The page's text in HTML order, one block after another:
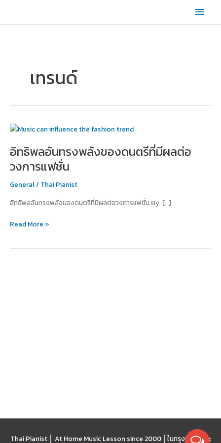
content
Main
เทรนด์
อิทธิพลอันทรงพลังของดนตรีที่มีผลต่อ
วงการแฟชั่น
General/ Thai Pianist
อิทธิพลอันทรงพลังของดนตรีที่มีผลต่อวงการแฟชั่น By […]
อิทธิพล
ทรง
ของ
ดนตรี
มี
ต่อ
แฟชั่น
Read More »
Thai Pianist │ At Home Music Lesson since 2000 │ ในกรุงเทพฯ และ